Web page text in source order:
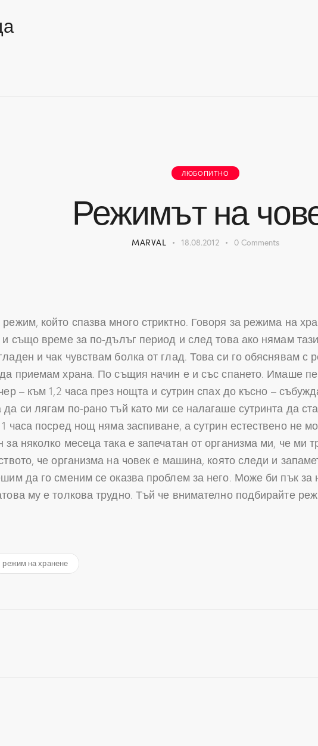
ЛЮБОПИТНО
Режимът на
MARVAL 18.08.2012 0 Comments
който спазва много стриктно. Говоря за режима на
и също време за по-дълъг период и след това ако нямам
и чак чувствам болка от глад. Това си го обяснявам с
да приемам храна. По същия начин е и със спането. Имаше
– към 1,2 часа през нощта и сутрин спах до късно –
си лягам по-рано тъй като ми се налагаше сутринта да
часа посред нощ няма заспиване, а сутрин естествено не
за няколко месеца така е запечатан от организма ми, че
че организма на човек е машина, която следи и
да го сменим се оказва проблем за него. Може би пък за
му е толкова трудно. Тъй че внимателно подбирайте
режим на хранене